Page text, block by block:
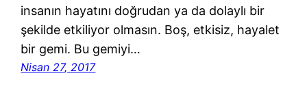
insanın hayatını doğrudan ya da dolaylı bir
şekilde etkiliyor olmasın. Boş, etkisiz, hayalet
bir gemi. Bu gemiyi…
Nisan 27, 2017